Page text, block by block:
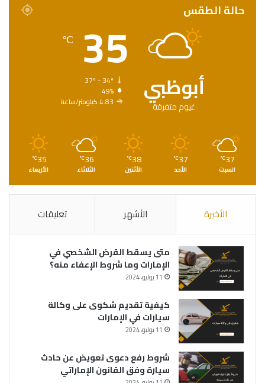
حالة الطقس
أبوظبي
غيوم متفرقة
35
℃
49%
4.83 كيلومتر/ساعة
37
℃
السبت
37
℃
الأحد
38
℃
الأثنين
36
℃
الثلاثاء
35
℃
الأربعاء
الأخيرة الأشهر تعليقات
متى يسقط القرض الشخصي في
الإمارات وما شروط الإعفاء منه؟
11 يوليو، 2024
كيفية تقديم شكوى على وكالة
سيارات في الإمارات
11 يوليو، 2024
شروط رفع دعوى تعويض عن حادث
سيارة وفق القانون الإماراتي